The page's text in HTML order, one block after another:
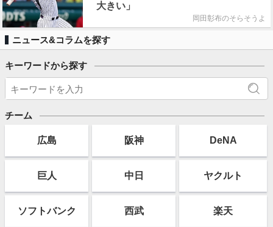
大きい」
岡田彰布のそらそうよ
ニュース&コラムを探す
キーワードから探す
チーム
広島 阪神 DeNA
巨人 中日 ヤクルト
ソフトバンク 西武 楽天